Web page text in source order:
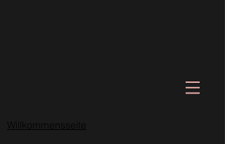
Willkommensseite